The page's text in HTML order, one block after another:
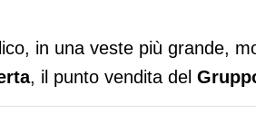
Caserta si rinnova: 4
in una veste più grande,
, il punto vendita del